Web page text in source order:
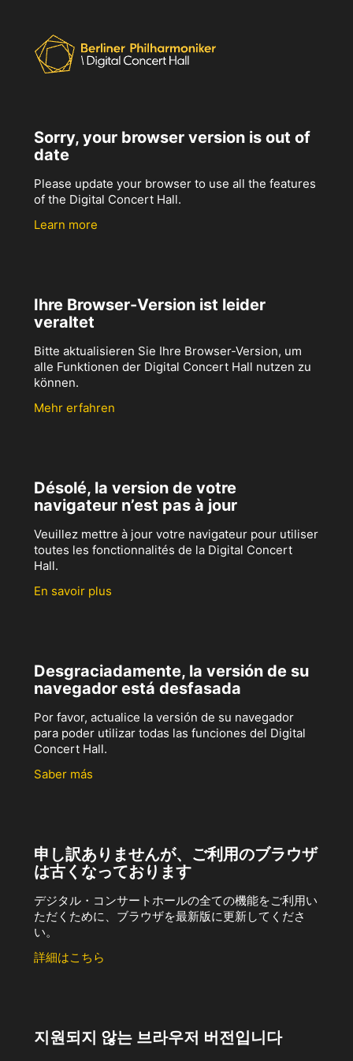
Sorry, your browser version is out of
date
Please update your browser to use all the features
of the Digital Concert Hall.
Learn more
Ihre Browser-Version ist leider
veraltet
Bitte aktualisieren Sie Ihre Browser-Version, um
alle Funktionen der Digital Concert Hall nutzen zu
können.
Mehr erfahren
Désolé, la version de votre
navigateur n’est pas à jour
Veuillez mettre à jour votre navigateur pour utiliser
toutes les fonctionnalités de la Digital Concert
Hall.
En savoir plus
Desgraciadamente, la versión de su
navegador está desfasada
Por favor, actualice la versión de su navegador
para poder utilizar todas las funciones del Digital
Concert Hall.
Saber más
申し訳ありませんが、ご利用のブラウザ
は古くなっております
デジタル・コンサートホールの全ての機能をご利用い
ただくために、ブラウザを最新版に更新してくださ
い。
詳細はこちら
지원되지 않는 브라우저 버전입니다